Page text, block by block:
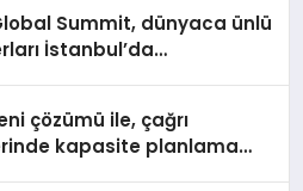
Summit, dünyaca ünlü
İstanbul’da
çözümü ile, çağrı
kapasite planlama